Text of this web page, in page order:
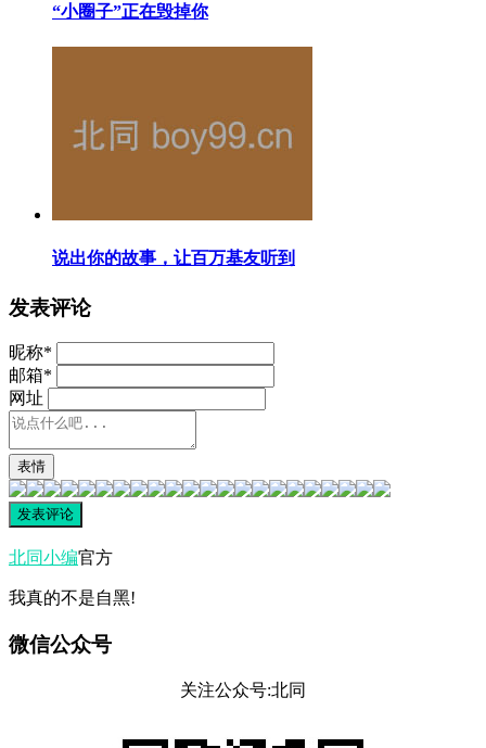
“小圈子”正在毁掉你
说出你的故事，让百万基友听到
发表评论
昵称*
邮箱*
网址
表情
北同小编官方
我真的不是自黑!
微信公众号
关注公众号:北同